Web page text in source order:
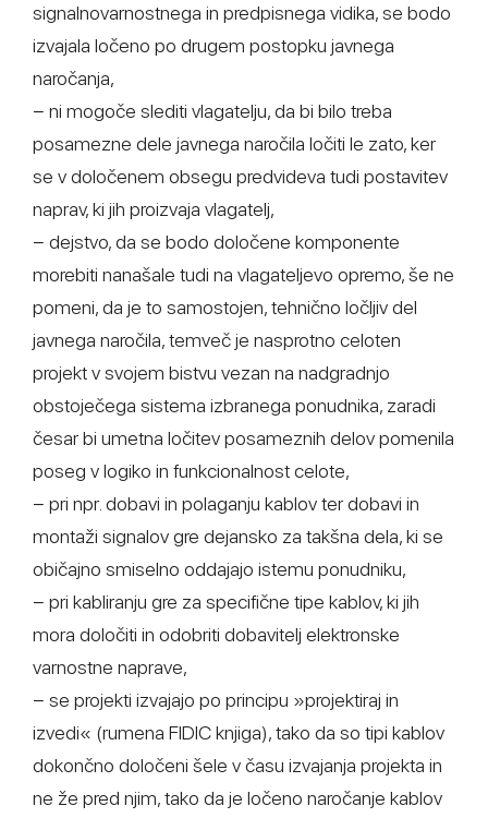
signalnovarnostnega in predpisnega vidika, se bodo
izvajala ločeno po drugem postopku javnega
naročanja,
− ni mogoče slediti vlagatelju, da bi bilo treba
posamezne dele javnega naročila ločiti le zato, ker
se v določenem obsegu predvideva tudi postavitev
naprav, ki jih proizvaja vlagatelj,
− dejstvo, da se bodo določene komponente
morebiti nanašale tudi na vlagateljevo opremo, še ne
pomeni, da je to samostojen, tehnično ločljiv del
javnega naročila, temveč je nasprotno celoten
projekt v svojem bistvu vezan na nadgradnjo
obstoječega sistema izbranega ponudnika, zaradi
česar bi umetna ločitev posameznih delov pomenila
poseg v logiko in funkcionalnost celote,
− pri npr. dobavi in polaganju kablov ter dobavi in
montaži signalov gre dejansko za takšna dela, ki se
običajno smiselno oddajajo istemu ponudniku,
− pri kabliranju gre za specifične tipe kablov, ki jih
mora določiti in odobriti dobavitelj elektronske
varnostne naprave,
− se projekti izvajajo po principu »projektiraj in
izvedi« (rumena FIDIC knjiga), tako da so tipi kablov
dokončno določeni šele v času izvajanja projekta in
ne že pred njim, tako da je ločeno naročanje kablov